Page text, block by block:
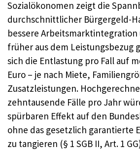
Sozialökonomen zeigt die
durchschnittlicher Bürgergeld-
bessere Arbeitsmarktintegration
früher aus dem Leistungsbezug
sich die Entlastung pro Fall auf
Euro – je nach Miete,
Zusatzleistungen.
zehntausende Fälle pro Jahr
spürbaren Effekt auf den
ohne das gesetzlich garantierte
zu tangieren (§ 1 SGB II, Art. 1